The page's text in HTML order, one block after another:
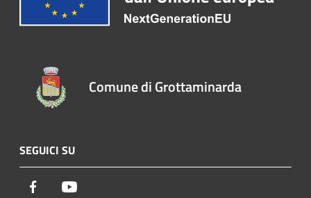
Comune di Grottaminarda
SEGUICI SU
Facebook